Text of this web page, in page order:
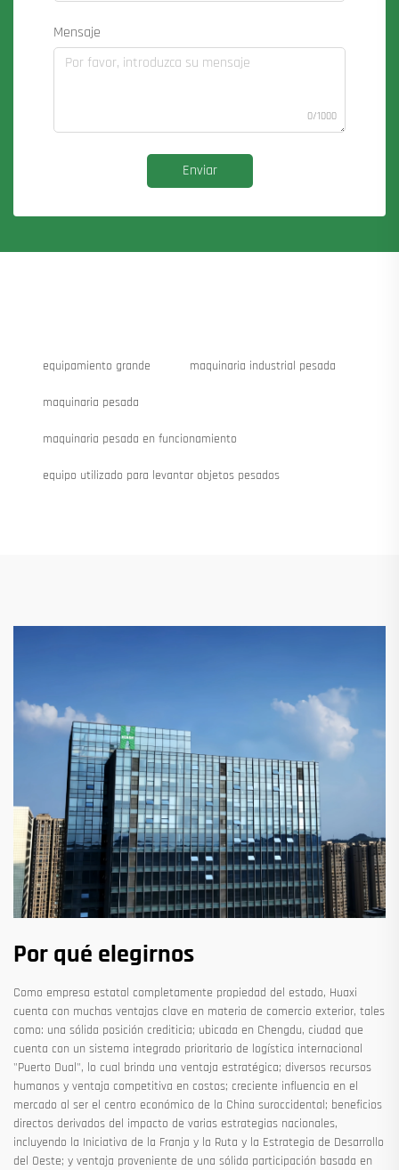
Mensaje
0/1000
Enviar
equipamiento grande maquinaria industrial pesada
maquinaria pesada
maquinaria pesada en funcionamiento
equipo utilizado para levantar objetos pesados
Por qué elegirnos
Como empresa estatal completamente propiedad del estado, Huaxi
cuenta con muchas ventajas clave en materia de comercio exterior, tales
como: una sólida posición crediticia; ubicada en Chengdu, ciudad que
cuenta con un sistema integrado prioritario de logística internacional
"Puerto Dual", lo cual brinda una ventaja estratégica; diversos recursos
humanos y ventaja competitiva en costos; creciente influencia en el
mercado al ser el centro económico de la China suroccidental; beneficios
directos derivados del impacto de varias estrategias nacionales,
incluyendo la Iniciativa de la Franja y la Ruta y la Estrategia de Desarrollo
del Oeste; y ventaja proveniente de una sólida participación basada en